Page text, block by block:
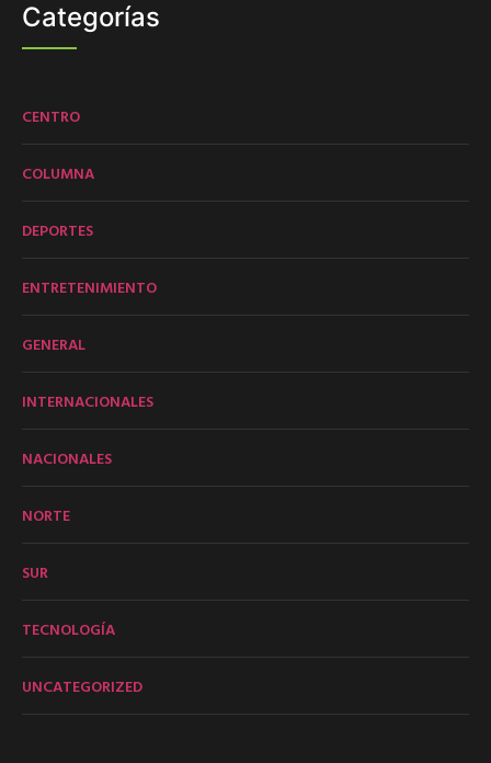
Categorías
CENTRO
COLUMNA
DEPORTES
ENTRETENIMIENTO
GENERAL
INTERNACIONALES
NACIONALES
NORTE
SUR
TECNOLOGÍA
UNCATEGORIZED